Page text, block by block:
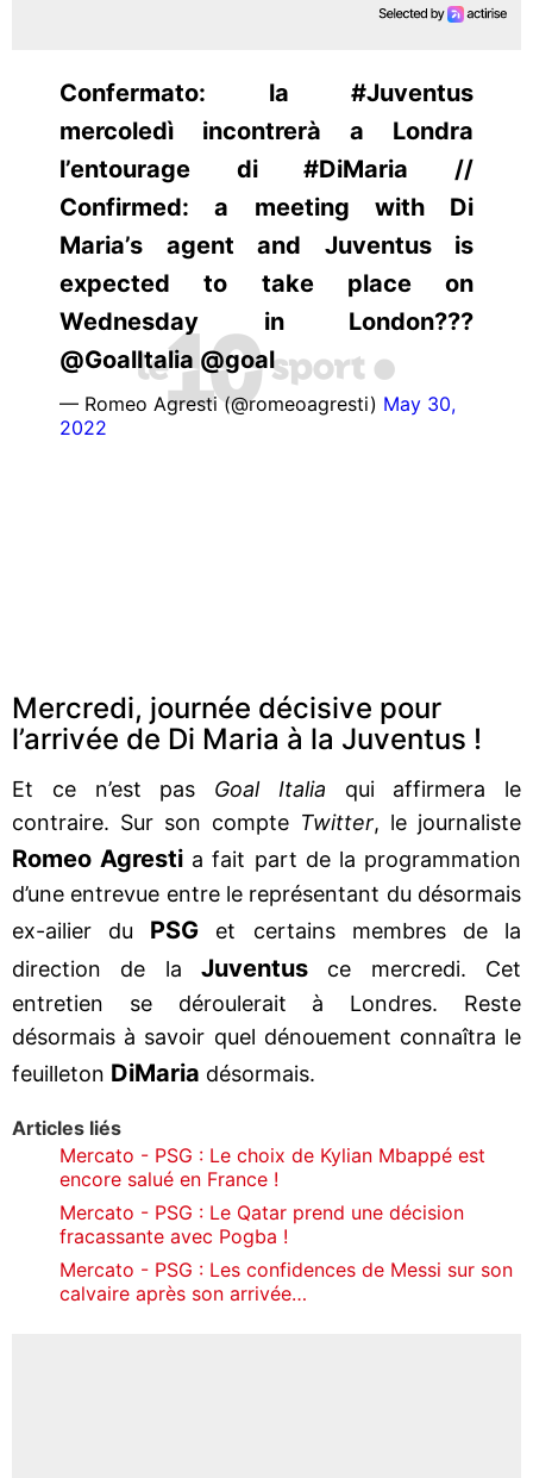
Confermato: la #Juventus
mercoledì incontrerà a Londra
l’entourage di #DiMaria //
Confirmed: a meeting with Di
Maria’s agent and Juventus is
expected to take place on
Wednesday in London???
@GoalItalia @goal
— Romeo Agresti (@romeoagresti) May 30,
2022
Mercredi, journée décisive pour
l’arrivée de Di Maria à la Juventus !
Et ce n’est pas Goal Italia qui affirmera le
contraire. Sur son compte Twitter, le journaliste
Romeo Agresti a fait part de la programmation
d’une entrevue entre le représentant du désormais
ex-ailier du PSG et certains membres de la
direction de la Juventus ce mercredi. Cet
entretien se déroulerait à Londres. Reste
désormais à savoir quel dénouement connaîtra le
feuilleton DiMaria désormais.
Articles liés
Mercato - PSG : Le choix de Kylian Mbappé est
encore salué en France !
Mercato - PSG : Le Qatar prend une décision
fracassante avec Pogba !
Mercato - PSG : Les confidences de Messi sur son
calvaire après son arrivée…